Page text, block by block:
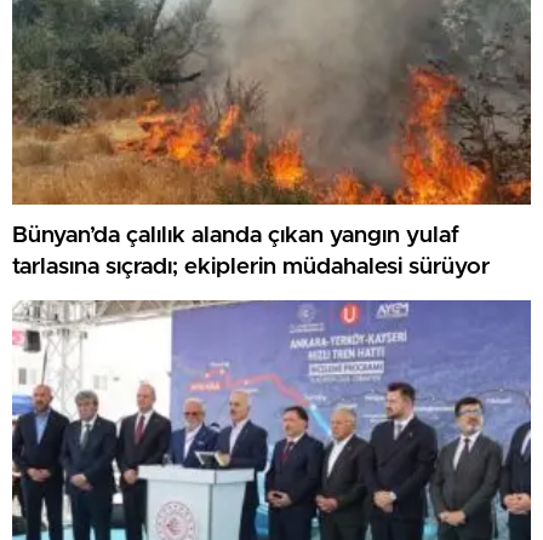
Bünyan’da çalılık alanda çıkan yangın yulaf
tarlasına sıçradı; ekiplerin müdahalesi sürüyor